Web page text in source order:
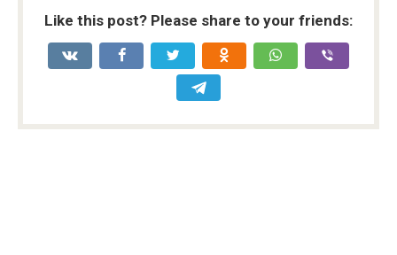
Like this post? Please share to your friends: